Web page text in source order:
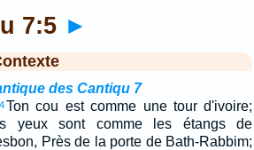
7:5 ►
des Cantiqu 7
4Ton cou est comme une tour d'ivoire;
yeux sont comme les étangs de
Près de la porte de Bath-Rabbim;